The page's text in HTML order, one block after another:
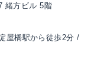
緒方ビル 5階
屋橋駅から徒歩2分 /